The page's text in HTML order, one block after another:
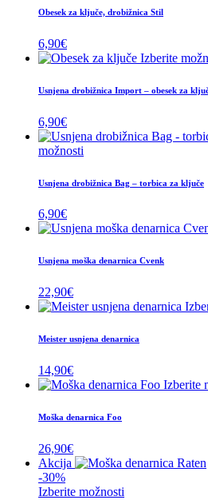
Obesek za ključe, drobižnica Stil
6,90€
Izberite
Usnjena drobižnica Import – obesek za
6,90€
možnosti
Usnjena drobižnica Bag – torbica za ključe
6,90€
Usnjena moška denarnica Cvenk
22,90€
Meister usnjena denarnica
14,90€
Izberite
Moška denarnica Foo
26,90€
Akcija
-30%
Izberite možnosti